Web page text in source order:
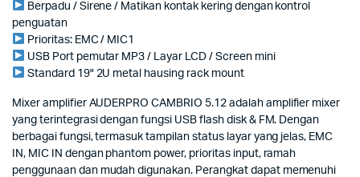
Berpadu / Sirene / Matikan kontak kering dengan kontrol
penguatan
Prioritas: EMC / MIC1
USB Port pemutar MP3 / Layar LCD / Screen mini
Standard 19" 2U metal hausing rack mount
Mixer amplifier AUDERPRO CAMBRIO 5.12 adalah amplifier mixer
yang terintegrasi dengan fungsi USB flash disk & FM. Dengan
berbagai fungsi, termasuk tampilan status layar yang jelas, EMC
IN, MIC IN dengan phantom power, prioritas input, ramah
penggunaan dan mudah digunakan. Perangkat dapat memenuhi